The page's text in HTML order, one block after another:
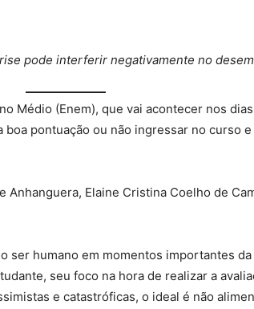
pode interferir negativamente no
Médio (Enem), que vai acontecer nos
pontuação ou não ingressar no curso
Elaine Cristina Coelho de
ser humano em momentos importantes
seu foco na hora de realizar a
e catastróficas, o ideal é não